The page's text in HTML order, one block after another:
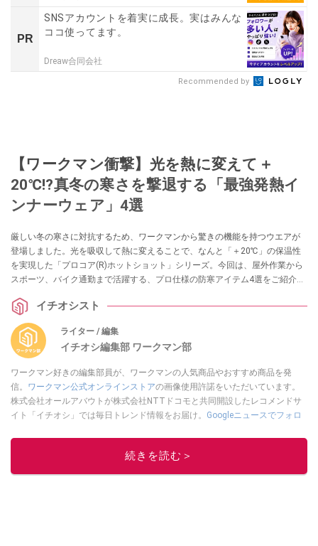
PR
SNSアカウントを着実に成長。実はみんな
ココ使ってます。
Dreaw合同会社
Recommended by
【ワークマン衝撃】光を熱に変えて＋
20℃!?真冬の寒さを撃退する「最強発熱イ
ンナーウェア」4選
厳しい冬の寒さに対抗するため、ワークマンから驚きの機能を持つウエアが
登場しました。光を吸収して熱に変えることで、なんと「＋20℃」の保温性
を実現した「プロコア(R)ホットショット」シリーズ。今回は、屋外作業から
スポーツ、バイク通勤まで活躍する、プロ仕様の防寒アイテム4選をご紹介し
イチオシスト
ライター / 編集
イチオシ編集部 ワークマン部
ワークマン好きの編集部員が、ワークマンの人気商品やおすすめ商品を発
信。 ワークマン公式オンラインストアの画像使用許諾をいただいています。
株式会社オールアバウトが株式会社NTTドコモと共同開設したレコメンドサ
イト「イチオシ」では毎日トレンド情報をお届け。 Googleニュースでフォロ
このイチオシストの他の記事を読む
続きを読む＞